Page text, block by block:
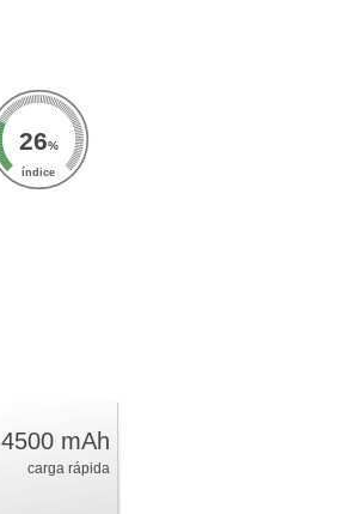
26%
índice
4500 mAh
carga rápida